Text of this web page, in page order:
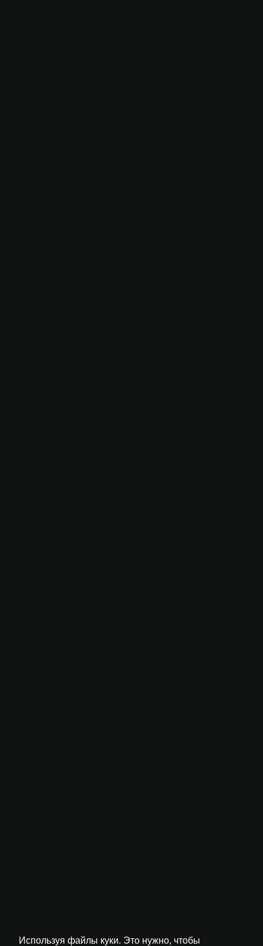
Используя файлы куки. Это нужно, чтобы